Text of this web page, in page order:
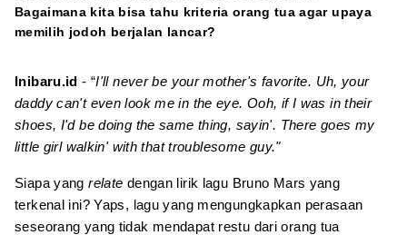
Bagaimana kita bisa tahu kriteria orang tua agar upaya
memilih jodoh berjalan lancar?
Inibaru.id - “I'll never be your mother's favorite. Uh, your
daddy can't even look me in the eye. Ooh, if I was in their
shoes, I'd be doing the same thing, sayin'. There goes my
little girl walkin' with that troublesome guy."
Siapa yangrelate dengan lirik lagu Bruno Mars yang
terkenal ini? Yaps, lagu yang mengungkapkan perasaan
seseorang yang tidak mendapat restu dari orang tua